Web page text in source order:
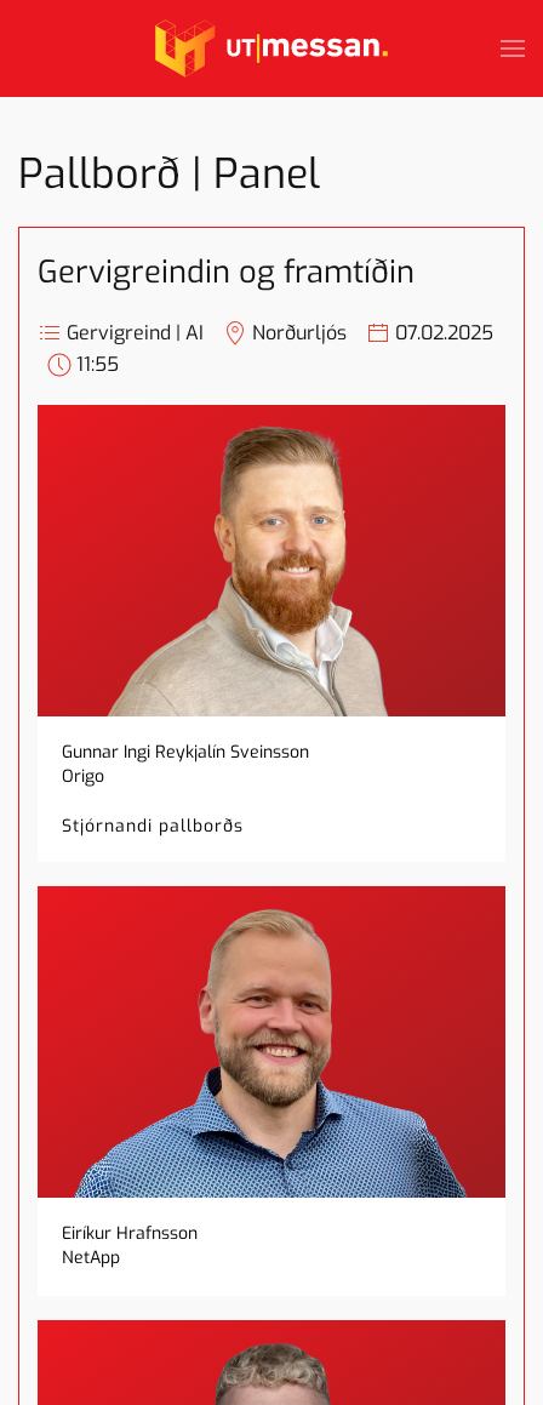
Skip to main content
Pallborð | Panel
Gervigreindin og framtíðin
Gervigreind | AI Norðurljós
07.02.2025
11:55
Gunnar Ingi Reykjalín Sveinsson
Origo
Stjórnandi pallborðs
Eiríkur Hrafnsson
NetApp